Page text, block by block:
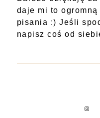
daje mi to
pisania :) Jeśli
napisz coś od